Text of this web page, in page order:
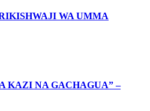
WA UMMA
KAZI NA GACHAGUA” –